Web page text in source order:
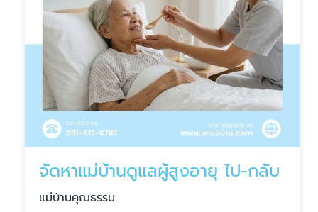
จัดหาแม่บ้านดูแลผู้สูงอายุ ไป-กลับ
แม่บ้านคุณธรรม